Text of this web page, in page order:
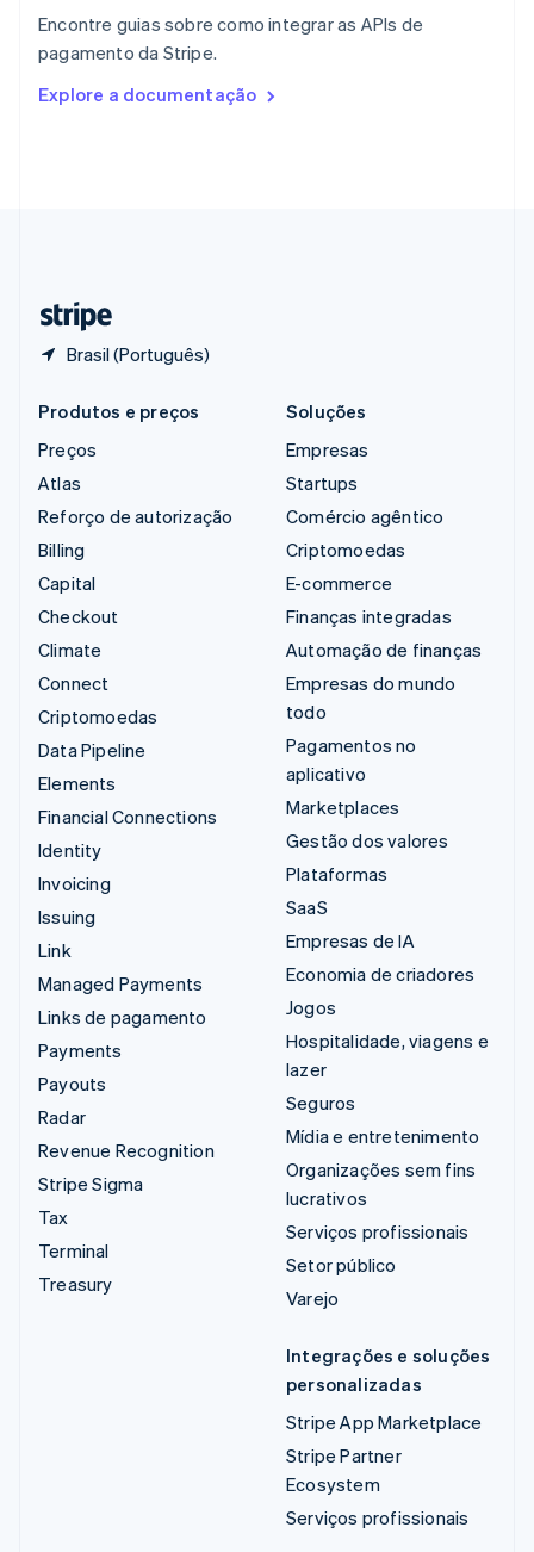
Encontre guias sobre como integrar as APIs de
pagamento da Stripe.
Explore a documentação
Brasil (Português)
República Tcheca
English
English
Produtos e preços
Preços
Atlas
Reforço de autorização
Billing
Capital
Checkout
Climate
Connect
Criptomoedas
Data Pipeline
Elements
Financial Connections
Identity
Invoicing
Issuing
Link
Managed Payments
Links de pagamento
Payments
Payouts
Radar
Revenue Recognition
Stripe Sigma
Tax
Terminal
Treasury
Soluções
Empresas
Startups
Comércio agêntico
Criptomoedas
E-commerce
Finanças integradas
Automação de finanças
Empresas do mundo
todo
Pagamentos no
aplicativo
Marketplaces
Gestão dos valores
Plataformas
SaaS
Empresas de IA
Economia de criadores
Jogos
Hospitalidade, viagens e
lazer
Seguros
Mídia e entretenimento
Organizações sem fins
lucrativos
Serviços profissionais
Setor público
Varejo
Integrações e soluções
personalizadas
Stripe App Marketplace
Stripe Partner
Ecosystem
Serviços profissionais